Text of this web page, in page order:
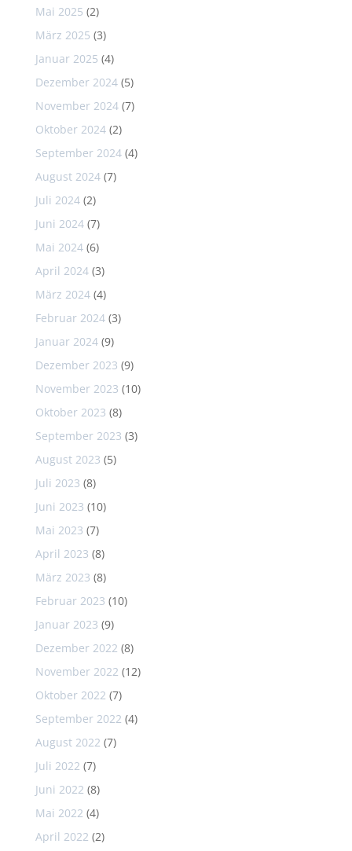
Mai 2025 (2)
März 2025 (3)
Januar 2025 (4)
Dezember 2024(5)
November 2024(7)
Oktober 2024(2)
September 2024(4)
August 2024(7)
Juli 2024(2)
Juni 2024(7)
Mai 2024(6)
April 2024(3)
März 2024(4)
Februar 2024(3)
Januar 2024(9)
Dezember 2023 (9)
November 2023 (10)
Oktober 2023 (8)
September 2023 (3)
August 2023 (5)
Juli 2023 (8)
Juni 2023 (10)
Mai 2023 (7)
April 2023 (8)
März 2023 (8)
Februar 2023 (10)
Januar 2023 (9)
Dezember 2022 (8)
November 2022 (12)
Oktober 2022 (7)
September 2022 (4)
August 2022 (7)
Juli 2022 (7)
Juni 2022 (8)
Mai 2022 (4)
April 2022 (2)